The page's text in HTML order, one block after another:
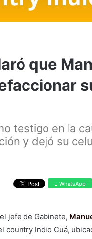
que
testigo en la
y dejó su
WhatsApp
jefe de Gabinete,
country Indio Cuá,